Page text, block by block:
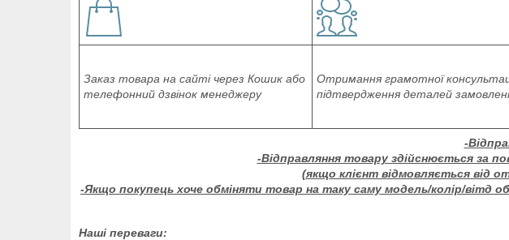
Заказ товара на сайті через Кошик або
телефонний дзвінок менеджеру
Отримання грамотної
підтвердження деталей
-
-Відправляння товару здійснюється за
(якщо клієнт відмовляється від
-Якщо покупець хоче обміняти товар на таку саму модель/колір/вітд
Наші переваги: